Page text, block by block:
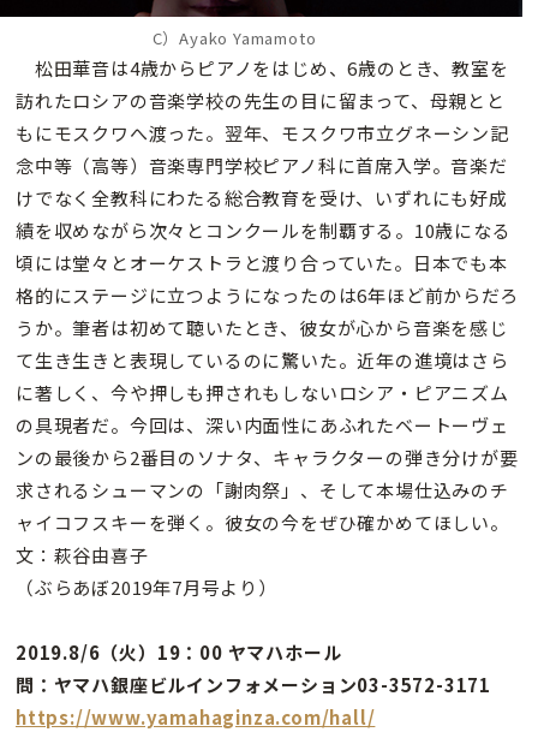
C）Ayako Yamamoto
松田華音は4歳からピアノをはじめ、6歳のとき、教室を
訪れたロシアの音楽学校の先生の目に留まって、母親とと
もにモスクワへ渡った。翌年、モスクワ市立グネーシン記
念中等（高等）音楽専門学校ピアノ科に首席入学。音楽だ
けでなく全教科にわたる総合教育を受け、いずれにも好成
績を収めながら次々とコンクールを制覇する。10歳になる
頃には堂々とオーケストラと渡り合っていた。日本でも本
格的にステージに立つようになったのは6年ほど前からだろ
うか。筆者は初めて聴いたとき、彼女が心から音楽を感じ
て生き生きと表現しているのに驚いた。近年の進境はさら
に著しく、今や押しも押されもしないロシア・ピアニズム
の具現者だ。今回は、深い内面性にあふれたベートーヴェ
ンの最後から2番目のソナタ、キャラクターの弾き分けが要
求されるシューマンの「謝肉祭」、そして本場仕込みのチ
ャイコフスキーを弾く。彼女の今をぜひ確かめてほしい。
文：萩谷由喜子
（ぶらあぼ2019年7月号より）
2019.8/6（火）19：00 ヤマハホール
問：ヤマハ銀座ビルインフォメーション03-3572-3171
https://www.yamahaginza.com/hall/